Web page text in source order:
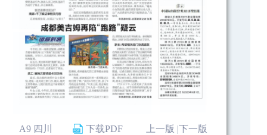
A9 四川 下载PDF 下一版
上一版 |